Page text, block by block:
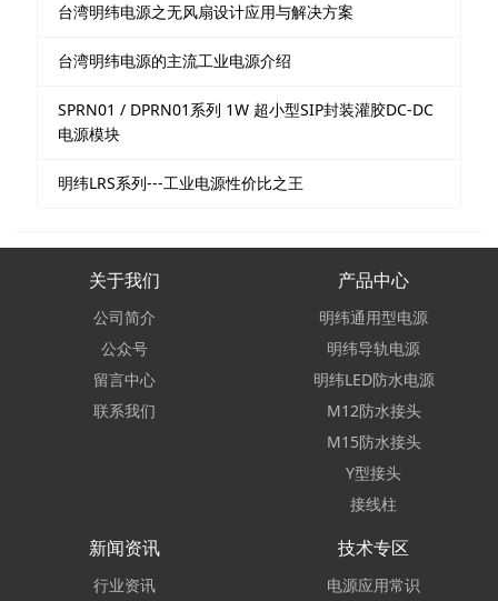
台湾明纬电源之无风扇设计应用与解决方案
台湾明纬电源的主流工业电源介绍
​SPRN01 / DPRN01系列 1W 超小型SIP封装灌胶DC-DC
电源模块
明纬LRS系列---工业电源性价比之王
关于我们
公司简介
公众号
留言中心
联系我们
产品中心
明纬通用型电源
明纬导轨电源
明纬LED防水电源
M12防水接头
M15防水接头
Y型接头
接线柱
新闻资讯
行业资讯
技术专区
电源应用常识